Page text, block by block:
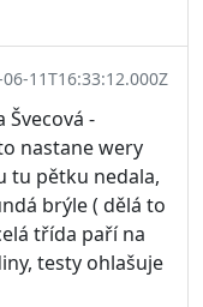
11T16:33:12.000Z
Švecová -
nastane wery
tu pětku nedala,
brýle ( dělá to
třída paří na
testy ohlašuje